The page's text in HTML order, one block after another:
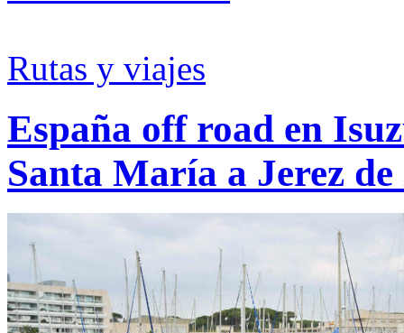
Rutas y viajes
España off road en
Santa María a Jerez